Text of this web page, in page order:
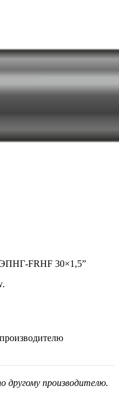
FRHF 30×1,5”
другому производителю.